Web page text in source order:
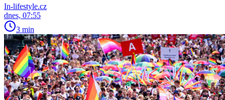
In-lifestyle.cz
dnes, 07:55
3 min